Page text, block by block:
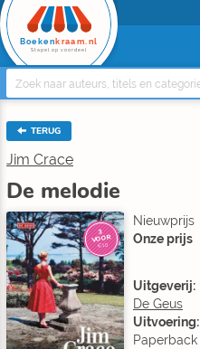
Boeken kraam.nl
Stapel op voordeel
TERUG
Jim Crace
De melodie
3
VOOR
€10
Nieuwprijs
Onze prijs
Uitgeverij:
De Geus
Uitvoering:
Paperback